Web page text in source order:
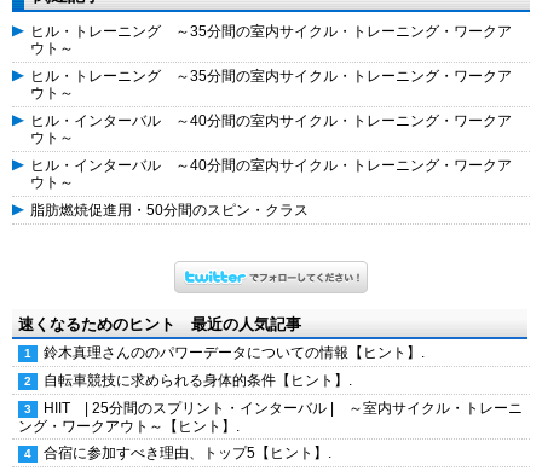
ヒル・トレーニング ～35分間の室内サイクル・トレーニング・ワークア
ウト～
ヒル・トレーニング ～35分間の室内サイクル・トレーニング・ワークア
ウト～
ヒル・インターバル ～40分間の室内サイクル・トレーニング・ワークア
ウト～
ヒル・インターバル ～40分間の室内サイクル・トレーニング・ワークア
ウト～
脂肪燃焼促進用・50分間のスピン・クラス
速くなるためのヒント 最近の人気記事
鈴木真理さんののパワーデータについての情報【ヒント】.
自転車競技に求められる身体的条件【ヒント】.
HIIT | 25分間のスプリント・インターバル | ～室内サイクル・トレーニ
ング・ワークアウト～【ヒント】.
合宿に参加すべき理由、トップ5【ヒント】.